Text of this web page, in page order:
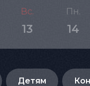
Вс.
13
Пн.
14
Детям